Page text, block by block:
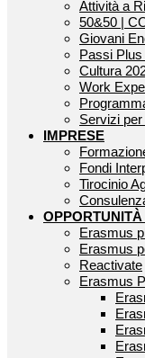
Attività a
50&50 |
Giovani
Passi
Cultura
Work
Servizi
IMPRESE
Fondi
Tirocinio
Erasmus
Erasmus
Reactivate
Erasmus